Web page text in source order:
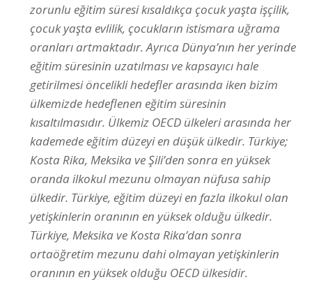
zorunlu eğitim süresi kısaldıkça çocuk yaşta işçilik,
çocuk yaşta evlilik, çocukların istismara uğrama
oranları artmaktadır. Ayrıca Dünya’nın her yerinde
eğitim süresinin uzatılması ve kapsayıcı hale
getirilmesi öncelikli hedefler arasında iken bizim
ülkemizde hedeflenen eğitim süresinin
kısaltılmasıdır. Ülkemiz OECD ülkeleri arasında her
kademede eğitim düzeyi en düşük ülkedir. Türkiye;
Kosta Rika, Meksika ve Şili’den sonra en yüksek
oranda ilkokul mezunu olmayan nüfusa sahip
ülkedir. Türkiye, eğitim düzeyi en fazla ilkokul olan
yetişkinlerin oranının en yüksek olduğu ülkedir.
Türkiye, Meksika ve Kosta Rika’dan sonra
ortaöğretim mezunu dahi olmayan yetişkinlerin
oranının en yüksek olduğu OECD ülkesidir.